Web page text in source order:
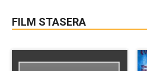
FILM STASERA